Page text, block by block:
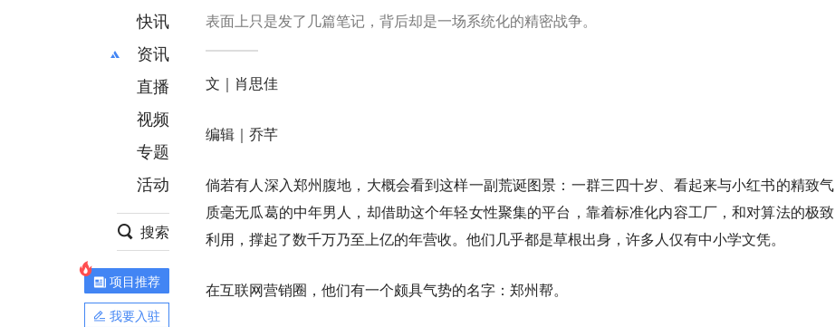
快讯
资讯
推荐
财经
项目推荐
安徽
直播
视频
专题
活动
搜索
项目推荐
我要入驻
表面上只是发了几篇笔记，背后却是一场系统化的精密战争。
文｜肖思佳
编辑｜乔芊
倘若有人深入郑州腹地，大概会看到这样一副荒诞图景：一群三四十岁、看起来与小红书的精致气
质毫无瓜葛的中年男人，却借助这个年轻女性聚集的平台，靠着标准化内容工厂，和对算法的极致
利用，撑起了数千万乃至上亿的年营收。他们几乎都是草根出身，许多人仅有中小学文凭。
在互联网营销圈，他们有一个颇具气势的名字：郑州帮。